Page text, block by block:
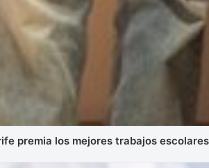
premia los mejores trabajos escolares